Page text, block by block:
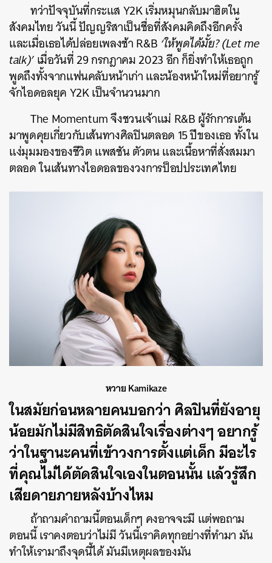
ทว่าปัจจุบันที่กระแส Y2K เริ่มหมุนกลับมาฮิตใน
สังคมไทย วันนี้ ปัญญริสาเป็นชื่อที่สังคมคิดถึงอีกครั้ง
และเมื่อเธอได้ปล่อยเพลงช้า R&B ‘ให้พูดได้มั้ย? (Let me
talk)’เมื่อวันที่ 29 กรกฎาคม 2023 อีก ก็ยิ่งทำให้เธอถูก
พูดถึงทั้งจากแฟนคลับหน้าเก่า และน้องหน้าใหม่ที่อยากรู้
จักไอดอลยุค Y2K เป็นจำนวนมาก
The Momentum จึงชวนเจ้าแม่ R&B ผู้รักการเต้น
มาพูดคุยเกี่ยวกับเส้นทางศิลปินตลอด 15 ปีของเธอ ทั้งใน
แง่มุมมองของชีวิต แพสชัน ตัวตน และเนื้อหาที่สั่งสมมา
ตลอด ในเส้นทางไอดอลของวงการป็อปประเทศไทย
หวาย Kamikaze
ในสมัยก่อนหลายคนบอกว่า ศิลปินที่ยังอายุ
น้อยมักไม่มีสิทธิตัดสินใจเรื่องต่างๆ อยากรู้
ว่าในฐานะคนที่เข้าวงการตั้งแต่เด็ก มีอะไร
ที่คุณไม่ได้ตัดสินใจเองในตอนนั้น แล้วรู้สึก
เสียดายภายหลังบ้างไหม
ถ้าถามคำถามนี้ตอนเด็กๆ คงอาจจะมี แต่พอถาม
ตอนนี้ เราคงตอบว่าไม่มี วันนี้เราคิดทุกอย่างที่ทำมา มัน
ทำให้เรามาถึงจุดนี้ได้ มันมีเหตุผลของมัน